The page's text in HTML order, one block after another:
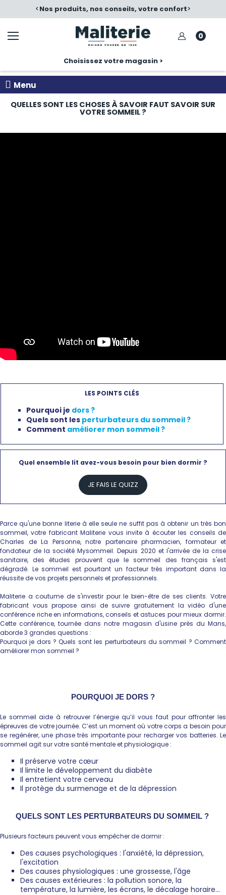
<Nos produits, nos conseils, votre confort>
0
Choisissez votre magasin >
Menu
QUELLES SONT LES CHOSES À SAVOIR FAUT SAVOIR SUR
VOTRE SOMMEIL ?
LES POINTS CLÉS
Pourquoi je dors ?
Quels sont les perturbateurs du sommeil ?
Comment améliorer mon sommeil ?
Quel ensemble lit avez-vous besoin pour bien dormir ?
JE FAIS LE QUIZZ
Parce qu'une bonne literie à elle seule ne suffit pas à obtenir un très bon
sommeil, votre fabricant Maliterie vous invite à écouter les conseils de
Charles de La Personne, notre partenaire pharmacien, formateur et
fondateur de la société Mysommeil. Depuis 2020 et l'arrivée de la crise
sanitaire, des études prouvent que le sommeil des français s'est
dégradé. Le sommeil est pourtant un facteur très important dans la
réussite de vos projets personnels et professionnels.
Maliterie a coutume de s'investir pour le bien-être de ses clients. Votre
fabricant vous propose ainsi de suivre gratuitement la vidéo d'une
conférence riche en informations, conseils et astuces pour mieux dormir.
Cette conférence, tournée dans notre magasin d'usine près du Mans,
aborde 3 grandes questions :
Pourquoi je dors ? Quels sont les perturbateurs du sommeil ? Comment
améliorer mon sommeil ?
POURQUOI JE DORS ?
Le sommeil aide à retrouver l’énergie qu’il vous faut pour affronter les
épreuves de votre journée. C’est un moment où votre corps a besoin pour
se regénérer, une phase très importante pour recharger vos batteries. Le
sommeil agit sur votre santé mentale et physiologique :
Il préserve votre cœur
Il limite le développement du diabète
Il entretient votre cerveau
Il protège du surmenage et de la dépression
QUELS SONT LES PERTURBATEURS DU SOMMEIL ?
Plusieurs facteurs peuvent vous empêcher de dormir :
Des causes psychologiques : l'anxiété, la dépression,
l'excitation
Des causes physiologiques : une grossesse, l'âge
Des causes extérieures : la pollution sonore, la
température, la lumière, les écrans, le décalage horaire...